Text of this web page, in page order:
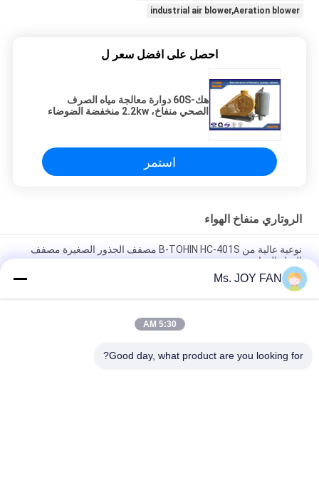
industrial air blower,Aeration blower
احصل على افضل سعر ل
هك-60S دوارة معالجة مياه الصرف
الصحي منفاخ، 2.2kw منخفضة الضوضاء
استمر
الروتاري منفاخ الهواء
نوعية عالية من B-TOHIN HC-401S مصفف الجذور الصغيرة مصفف
الهواء الدوار
منفاخ
Ms. JOY FAN
5:30 AM
Good day, what product are you looking for?